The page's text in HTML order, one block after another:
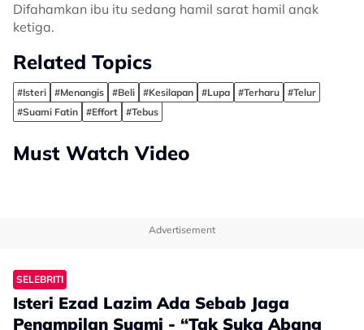
Difahamkan ibu itu sedang hamil sarat hamil anak
ketiga.
Related Topics
#Isteri #Menangis #Beli #Kesilapan #Lupa #Terharu
#Telur
#Suami Fatin
#Effort #Tebus
Must Watch Video
Advertisement
SELEBRITI
Isteri Ezad Lazim Ada Sebab Jaga
Penampilan Suami - “Tak Suka Abang